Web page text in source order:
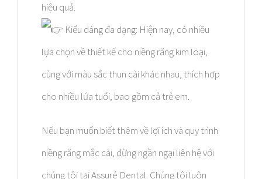
hiệu quả.
Kiểu dáng đa dạng: Hiện nay, có nhiều
lựa chọn về thiết kế cho niềng răng kim loại,
cùng với màu sắc thun cài khác nhau, thích hợp
cho nhiều lứa tuổi, bao gồm cả trẻ em.
Nếu bạn muốn biết thêm về lợi ích và quy trình
niềng răng mắc cài, đừng ngần ngại liên hệ với
chúng tôi tại Assuré Dental. Chúng tôi luôn